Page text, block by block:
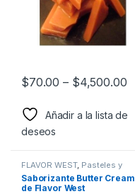
$70.00 – $4,500.00
Añadir a la lista de
deseos
FLAVOR WEST, Pasteles y
Postres Sabor a Pasteles y
postres,Saborizantes
Saborizante Butter Cream
de Flavor West